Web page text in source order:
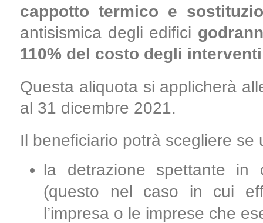
cappotto termico e
antisismica degli edifici
110% del costo degli
Questa aliquota si applicherà
al 31 dicembre 2021.
Il beneficiario potrà scegliere se
la detrazione spettante in
(questo nel caso in cui
l’impresa o le imprese che